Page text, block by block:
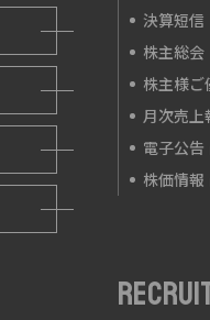
決算短信
株主総会
株主様ご
月次売上
電子公告
株価情報